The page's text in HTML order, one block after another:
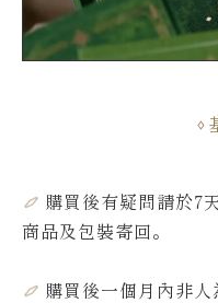
購買後有疑問請於7
商品及包裝寄回。
購買後一個月內非